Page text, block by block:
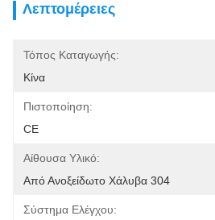
Λεπτομέρειες
Τόπος Καταγωγής:
Κίνα
Πιστοποίηση:
CE
Αίθουσα Υλικό:
Από Ανοξείδωτο Χάλυβα 304
Σύστημα Ελέγχου: